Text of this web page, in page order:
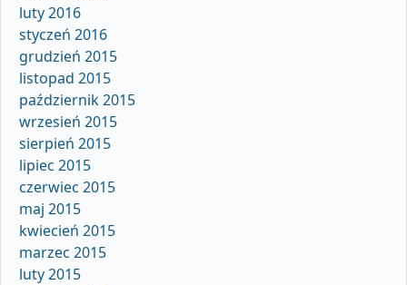
luty 2016
styczeń 2016
grudzień 2015
listopad 2015
październik 2015
wrzesień 2015
sierpień 2015
lipiec 2015
czerwiec 2015
maj 2015
kwiecień 2015
marzec 2015
luty 2015